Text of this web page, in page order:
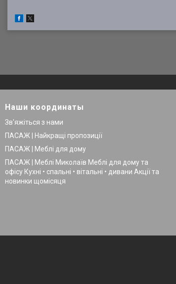
Наши координаты
Зв'яжіться з нами
ПАСАЖ | Найкращі пропозиції
ПАСАЖ | Меблі для дому
ПАСАЖ | Меблі Миколаїв Меблі для дому та
офісу Кухні • спальні • вітальні • дивани Акції та
новинки щомісяця